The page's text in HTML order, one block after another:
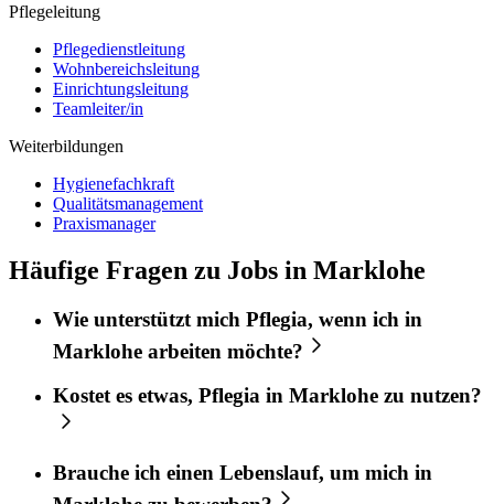
Pflegeleitung
Pflegedienstleitung
Wohnbereichsleitung
Einrichtungsleitung
Teamleiter/in
Weiterbildungen
Hygienefachkraft
Qualitätsmanagement
Praxismanager
Häufige Fragen zu Jobs in Marklohe
Wie unterstützt mich Pflegia, wenn ich in
Marklohe arbeiten möchte?
Kostet es etwas, Pflegia in Marklohe zu nutzen?
Brauche ich einen Lebenslauf, um mich in